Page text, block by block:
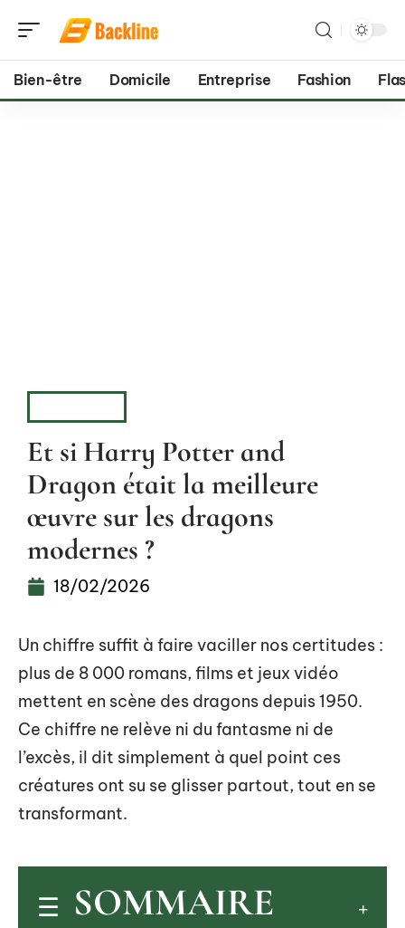
Bien-être Domicile Entreprise Fashion
Et si Harry Potter and
Dragon était la meilleure
œuvre sur les dragons
modernes ?
18/02/2026
Un chiffre suffit à faire vaciller nos certitudes :
plus de 8 000 romans, films et jeux vidéo
mettent en scène des dragons depuis 1950.
Ce chiffre ne relève ni du fantasme ni de
l’excès, il dit simplement à quel point ces
créatures ont su se glisser partout, tout en se
transformant.
SOMMAIRE